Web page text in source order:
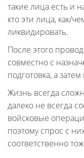
такие лица есть и
кто эти лица, как/
ликвидировать.
После этого
совместно с
подготовка, а
Жизнь всегда
далеко не всегда
войсковые
поэтому спрос с
соответственно